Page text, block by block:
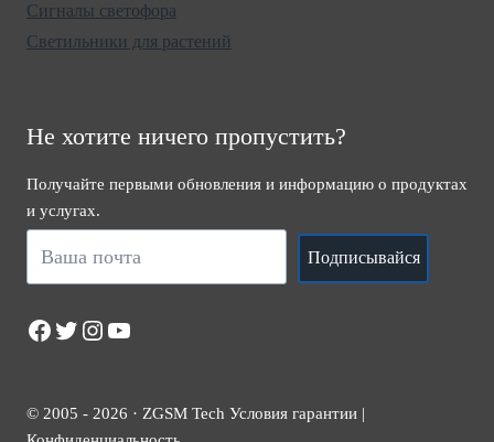
Сигналы светофора
Светильники для растений
Не хотите ничего пропустить?
Получайте первыми обновления и информацию о продуктах
и услугах.
Подписывайся
Facebook
Twitter
Instagram
YouTube
© 2005 - 2026 · ZGSM Tech Условия гарантии |